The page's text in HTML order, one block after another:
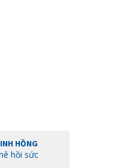
HỒNG
hồi sức